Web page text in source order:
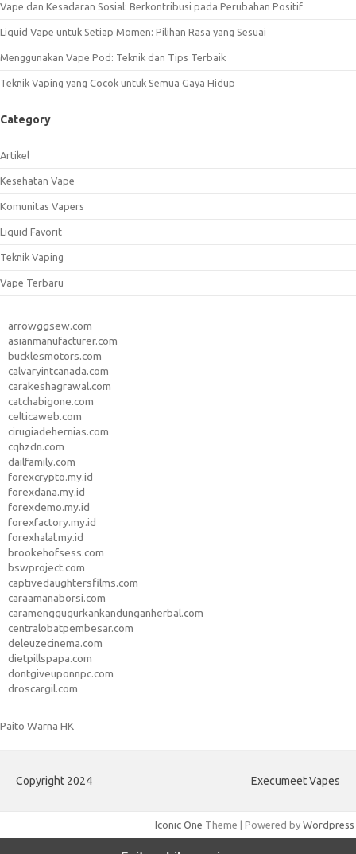
Vape dan Kesadaran Sosial: Berkontribusi pada Perubahan Positif
Liquid Vape untuk Setiap Momen: Pilihan Rasa yang Sesuai
Menggunakan Vape Pod: Teknik dan Tips Terbaik
Teknik Vaping yang Cocok untuk Semua Gaya Hidup
Category
Artikel
Kesehatan Vape
Komunitas Vapers
Liquid Favorit
Teknik Vaping
Vape Terbaru
arrowggsew.com
asianmanufacturer.com
bucklesmotors.com
calvaryintcanada.com
carakeshagrawal.com
catchabigone.com
celticaweb.com
cirugiadehernias.com
cqhzdn.com
dailfamily.com
forexcrypto.my.id
forexdana.my.id
forexdemo.my.id
forexfactory.my.id
forexhalal.my.id
brookehofsess.com
bswproject.com
captivedaughtersfilms.com
caraamanaborsi.com
caramenggugurkankandunganherbal.com
centralobatpembesar.com
deleuzecinema.com
dietpillspapa.com
dontgiveuponnpc.com
droscargil.com
Paito Warna HK
Copyright 2024 Execumeet Vapes
Iconic One Theme | Powered by Wordpress